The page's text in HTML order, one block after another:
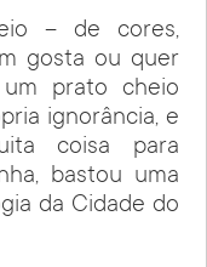
– de cores,
gosta ou quer
prato cheio
ignorância, e
coisa para
bastou uma
da Cidade do